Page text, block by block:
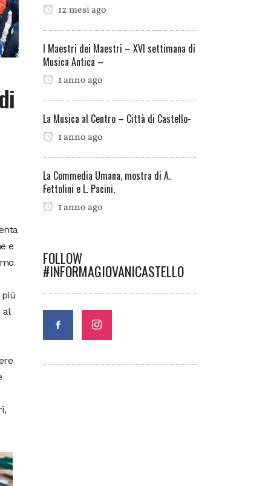
e
al
12 mesi ago
I Maestri dei Maestri – XVI settimana di
Musica Antica –
1 anno ago
La Musica al Centro – Città di Castello-
1 anno ago
La Commedia Umana, mostra di A.
Fettolini e L. Pacini.
1 anno ago
FOLLOW
#INFORMAGIOVANICASTELLO